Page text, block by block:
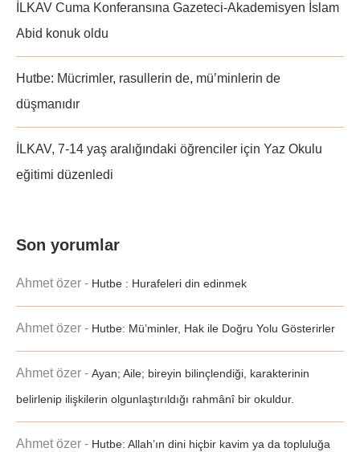
İLKAV Cuma Konferansına Gazeteci-Akademisyen İslam
Abid konuk oldu
Hutbe: Mücrimler, rasullerin de, mü’minlerin de
düşmanıdır
İLKAV, 7-14 yaş aralığındaki öğrenciler için Yaz Okulu
eğitimi düzenledi
Son yorumlar
Ahmet özer - Hutbe : Hurafeleri din edinmek
Ahmet özer - Hutbe: Mü’minler, Hak ile Doğru Yolu Gösterirler
Ahmet özer - Ayan; Aile; bireyin bilinçlendiği, karakterinin
belirlenip ilişkilerin olgunlaştırıldığı rahmânî bir okuldur.
Ahmet özer - Hutbe: Allah’ın dini hiçbir kavim ya da topluluğa